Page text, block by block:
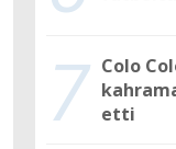
7 Colo
etti